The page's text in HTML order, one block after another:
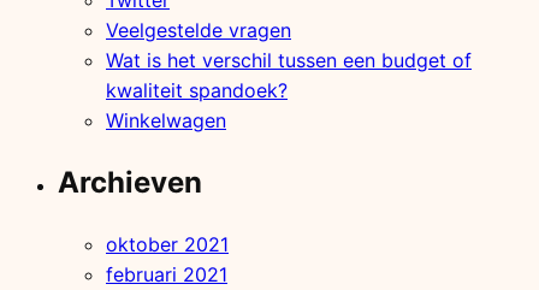
Veelgestelde vragen
Wat is het verschil tussen een budget of
kwaliteit spandoek?
Winkelwagen
Archieven
oktober 2021
februari 2021